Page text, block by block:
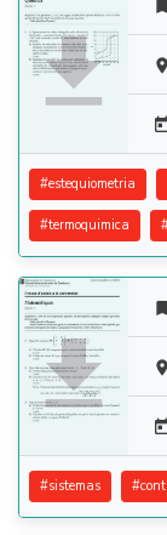



#estequiometria
#termoquimica



#sistemas #